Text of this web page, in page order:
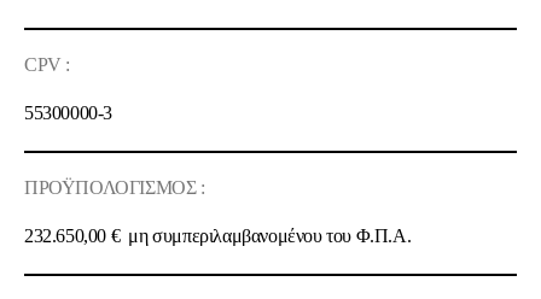
CPV :
55300000-3
ΠΡΟΫΠΟΛΟΓΙΣΜΟΣ :
232.650,00 € μη συμπεριλαμβανομένου του Φ.Π.Α.